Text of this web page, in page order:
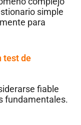
simple
para
test de
fiable
fundamentales.